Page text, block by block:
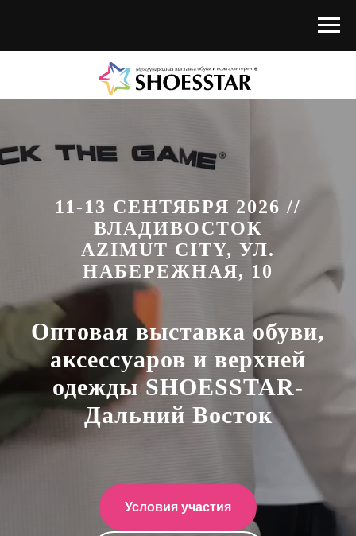
11-13 СЕНТЯБРЯ 2026 //
ВЛАДИВОСТОК
AZIMUT CITY, УЛ.
НАБЕРЕЖНАЯ, 10
Оптовая выставка обуви,
аксессуаров и верхней
одежды SHOESSTAR-
Дальний Восток
Условия участия